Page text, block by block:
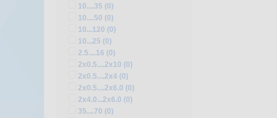
10....35 (0)
10....50 (0)
10...120 (0)
10...25 (0)
2.5....16 (0)
2х0.5....2х10 (0)
2х0.5....2х4 (0)
2х0.5....2х6.0 (0)
2х4.0...2х6.0 (0)
35....70 (0)